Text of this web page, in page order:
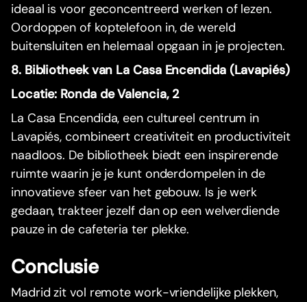
ideaal is voor geconcentreerd werken of lezen.
Oordoppen of koptelefoon in, de wereld
buitensluiten en helemaal opgaan in je projecten.
8. Bibliotheek van La Casa Encendida (Lavapiés)
Locatie: Ronda de Valencia, 2
La Casa Encendida, een cultureel centrum in
Lavapiés, combineert creativiteit en productiviteit
naadloos. De bibliotheek biedt een inspirerende
ruimte waarin je je kunt onderdompelen in de
innovatieve sfeer van het gebouw. Is je werk
gedaan, trakteer jezelf dan op een welverdiende
pauze in de cafeteria ter plekke.
Conclusie
Madrid zit vol remote work-vriendelijke plekken,